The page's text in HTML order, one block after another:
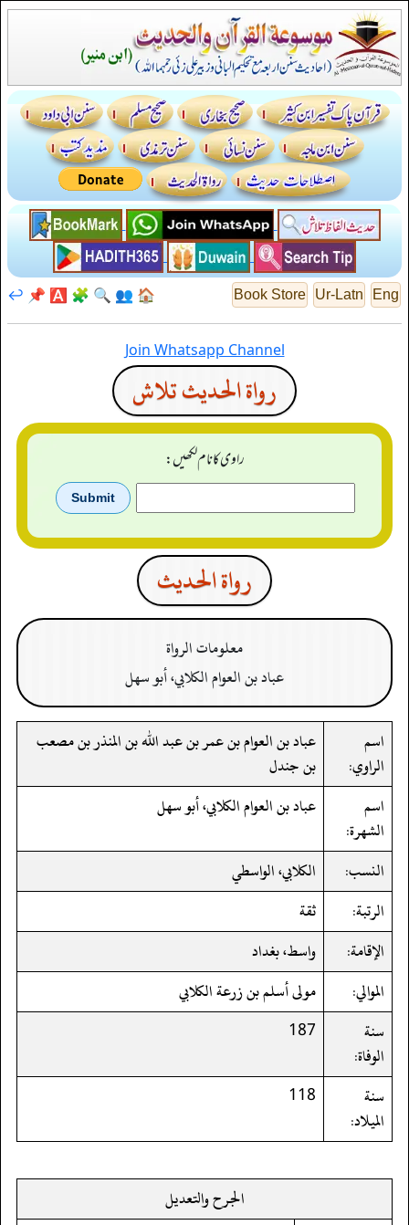
Eng
Ur-Latn
Book Store
🏠
👥
🔍
🧩
🅰️
📌
↩️
Join Whatsapp Channel
رواة الحديث تلاش
راوی کا نام لکھیں:
رواة الحدیث
معلومات الرواة
عباد بن العوام الكلابي، أبو سهل
اسم
الراوي:
عباد بن العوام بن عمر بن عبد الله بن المنذر بن مصعب
بن جندل
اسم
الشهرة:
عباد بن العوام الكلابي، أبو سهل
النسب:
الكلابي، الواسطي
الرتبة:
ثقة
الإقامة:
واسط، بغداد
الموالي:
مولى أسلم بن زرعة الكلابي
سنة
الوفاة:
187
سنة
الميلاد:
118
الجرح والتعديل